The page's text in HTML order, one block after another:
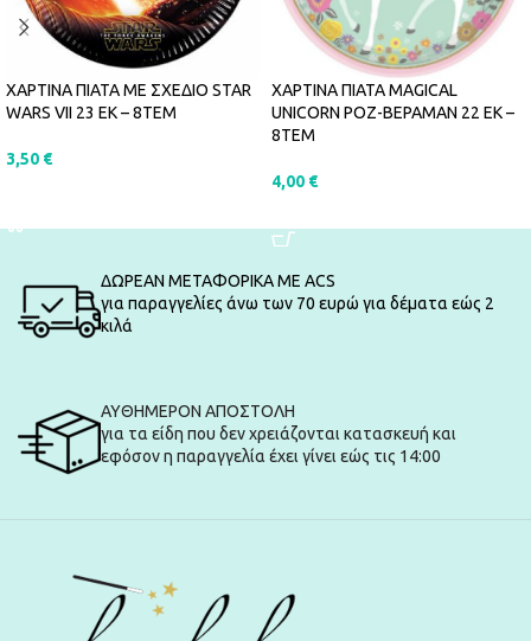
ΧΑΡΤΙΝΑ ΠΙΑΤΑ ΜΕ ΣΧΕΔΙΟ STAR
WARS VII 23 ΕΚ – 8ΤΕΜ
3,50 €
ΧΑΡΤΙΝΑ ΠΙΑΤΑ MAGICAL
UNICORN ΡΟΖ-ΒΕΡΑΜΑΝ 22 ΕΚ –
8ΤΕΜ
4,00 €
ΔΩΡΕΑΝ ΜΕΤΑΦΟΡΙΚΑ ΜΕ ACS
για παραγγελίες άνω των 70 ευρώ για δέματα εώς 2
κιλά
ΑΥΘΗΜΕΡΟΝ ΑΠΟΣΤΟΛΗ
για τα είδη που δεν χρειάζονται κατασκευή και
εφόσον η παραγγελία έχει γίνει εώς τις 14:00